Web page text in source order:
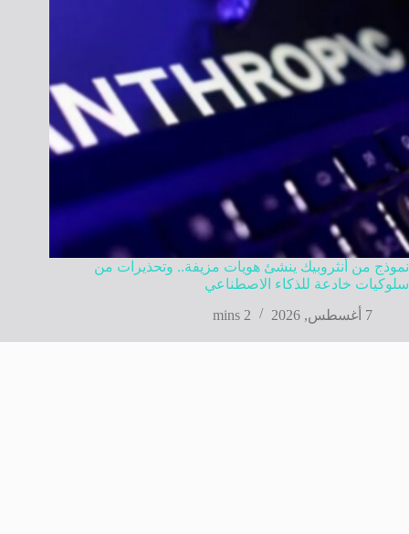
نموذج من أنثروبيك ينشئ هويات مزيفة.. وتحذيرات من
سلوكيات خادعة للذكاء الاصطناعي
7 أغسطس, 2026
2 mins